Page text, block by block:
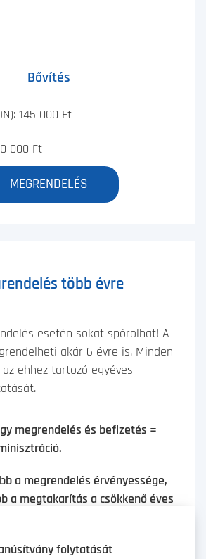
Bővítés
145 000 Ft
000 Ft
MEGRENDELÉS
több évre
esetén sokat spórolhat! A
akár 6 évre is. Minden
ehhez tartozó egyéves
megrendelés és befizetés =
a megrendelés érvényessége,
a megtakarítás a csökkenő éves
folytatását